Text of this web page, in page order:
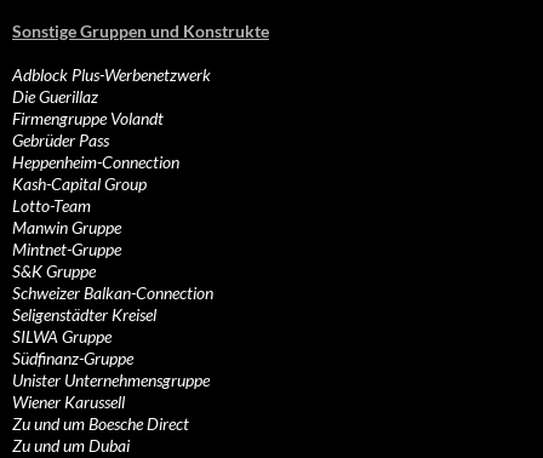
Sonstige Gruppen und Konstrukte
Adblock Plus-Werbenetzwerk
Die Guerillaz
Firmengruppe Volandt
Gebrüder Pass
Heppenheim-Connection
Kash-Capital Group
Lotto-Team
Manwin Gruppe
Mintnet-Gruppe
S&K Gruppe
Schweizer Balkan-Connection
Seligenstädter Kreisel
SILWA Gruppe
Südfinanz-Gruppe
Unister Unternehmensgruppe
Wiener Karussell
Zu und um Boesche Direct
Zu und um Dubai